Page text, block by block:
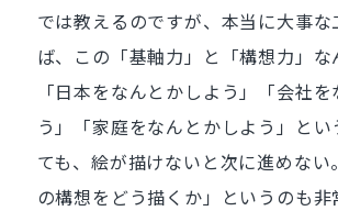
では教えるのですが、本当に大事な
ば、この「基軸力」と「構想力」な
「日本をなんとかしよう」「会社
う」「家庭をなんとかしよう」とい
ても、絵が描けないと次に進めない
の構想をどう描くか」というのも非